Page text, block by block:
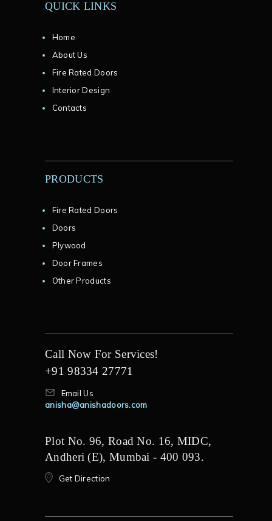
QUICK LINKS
Home
About Us
Fire Rated Doors
Interior Design
Contacts
PRODUCTS
Fire Rated Doors
Doors
Plywood
Door Frames
Other Products
Call Now For Services!
+91 98334 27771
Email Us
anisha@anishadoors.com
Plot No. 96, Road No. 16, MIDC,
Andheri (E), Mumbai - 400 093.
Get Direction